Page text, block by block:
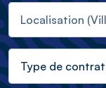
Type de contrat